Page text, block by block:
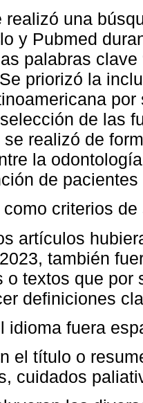
realizó una
y Pubmed
palabras
priorizó la
de las
realizó de
la
de
criterios
artículos
también
o textos que por
definiciones
idioma fuera
el título o
cuidados